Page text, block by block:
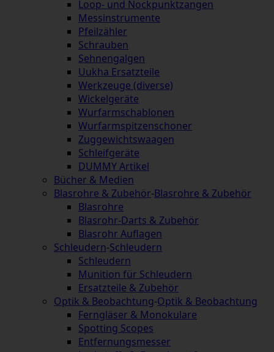
Loop- und Nockpunktzangen
Messinstrumente
Pfeilzähler
Schrauben
Sehnengalgen
Uukha Ersatzteile
Werkzeuge (diverse)
Wickelgeräte
Wurfarmschablonen
Wurfarmspitzenschoner
Zuggewichtswaagen
Schleifgeräte
DUMMY Artikel
Bücher & Medien
Blasrohre & Zubehör-Blasrohre & Zubehör
Blasrohre
Blasrohr-Darts & Zubehör
Blasrohr Auflagen
Schleudern-Schleudern
Schleudern
Munition für Schleudern
Ersatzteile & Zubehör
Optik & Beobachtung-Optik & Beobachtung
Ferngläser & Monokulare
Spotting Scopes
Entfernungsmesser